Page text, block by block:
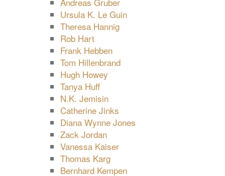
Ursula K. Le Guin
Theresa Hannig
Rob Hart
Frank Hebben
Tom Hillenbrand
Hugh Howey
Tanya Huff
N.K. Jemisin
Catherine Jinks
Diana Wynne Jones
Zack Jordan
Vanessa Kaiser
Thomas Karg
Bernhard Kempen